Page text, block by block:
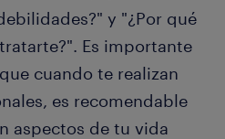
y "¿Por qué
Es importante
cuando te realizan
es recomendable
aspectos de tu vida